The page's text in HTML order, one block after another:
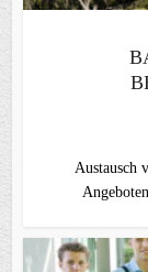
Austausch